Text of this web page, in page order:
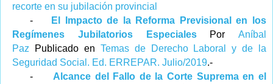
recorte en su jubilación provincial
-
El Impacto de la Reforma Previsional en los
Regímenes Jubilatorios Especiales
PorAníbal
Paz Publicado en Temas de Derecho Laboral y de la
Seguridad Social. Ed. ERREPAR. Julio/2019.-
-
Alcance del Fallo de la Corte Suprema en el